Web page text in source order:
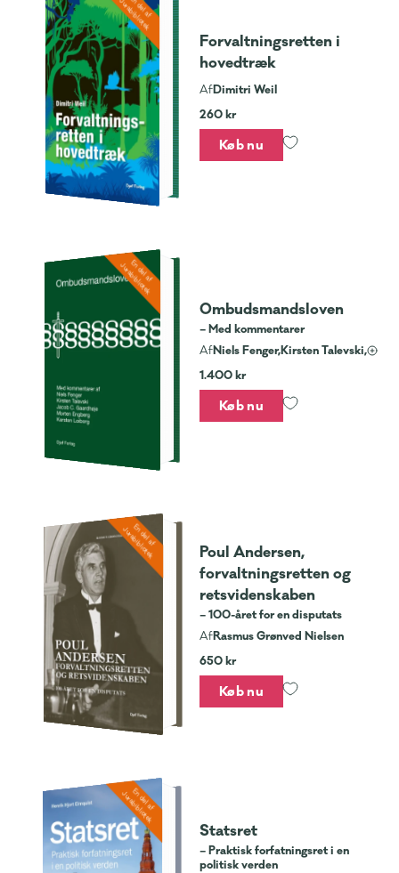
En del af
Jurabibliotek
Forvaltningsretten i
hovedtræk
AfDimitri Weil
260 kr
Køb nu
En del af
Jurabibliotek
Ombudsmandsloven
– Med kommentarer
AfNiels Fenger,Kirsten Talevski,
1.400 kr
Køb nu
En del af
Jurabibliotek
Poul Andersen,
forvaltningsretten og
retsvidenskaben
– 100-året for en disputats
AfRasmus Grønved Nielsen
650 kr
Køb nu
En del af
Jurabibliotek
Statsret
– Praktisk forfatningsret i en
politisk verden